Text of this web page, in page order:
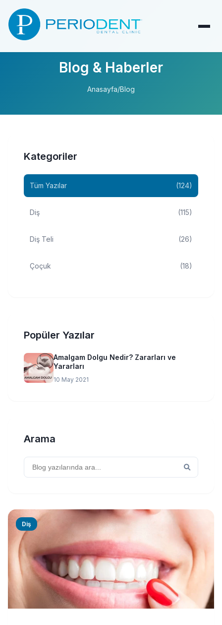
Blog & Haberler
Anasayfa/Blog
Kategoriler
Tüm Yazılar (124)
Diş (115)
Diş Teli (26)
Çoçuk (18)
Popüler Yazılar
Amalgam Dolgu Nedir? Zararları ve
Yararları
10 May 2021
Arama
Diş